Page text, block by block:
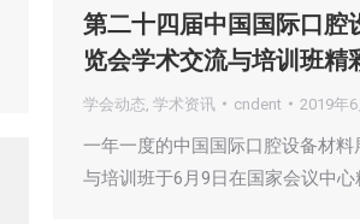
第二十四届中国国际口腔
览会学术交流与培训班精
学会动态 学术资讯 cndent 2019年
一年一度的中国国际口腔设备材
与培训班于6月9日在国家会议中心